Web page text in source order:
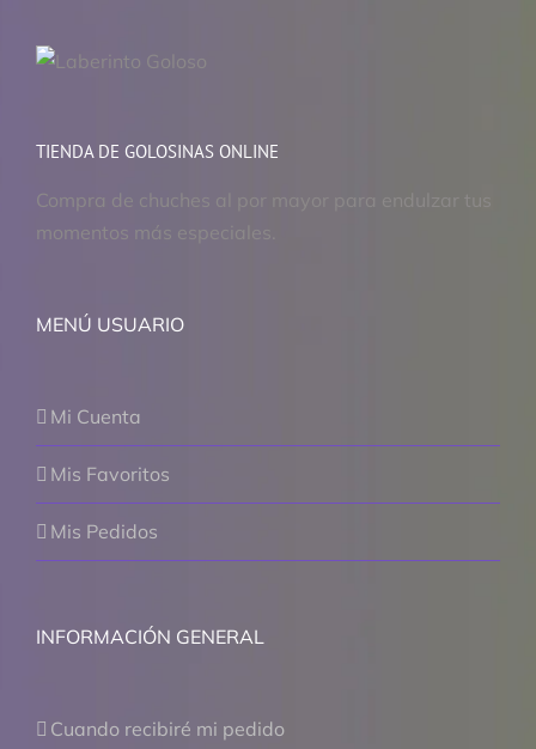
TIENDA DE GOLOSINAS ONLINE
Compra de chuches al por mayor para endulzar tus
momentos más especiales.
MENÚ USUARIO
Mi Cuenta
Mis Favoritos
Mis Pedidos
INFORMACIÓN GENERAL
Cuando recibiré mi pedido